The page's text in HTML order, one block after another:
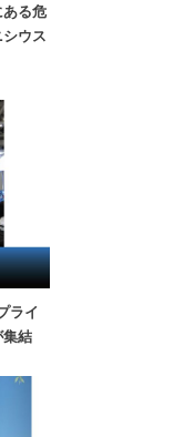
ある危
ウス
ライ
結